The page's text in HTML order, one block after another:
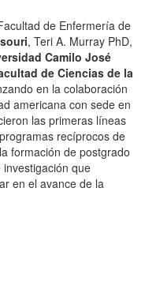
de Enfermería de
, Teri A. Murray PhD,
Camilo José
de Ciencias de la
en la colaboración
americana con sede en
las primeras líneas
recíprocos de
formación de postgrado
que
en el avance de la